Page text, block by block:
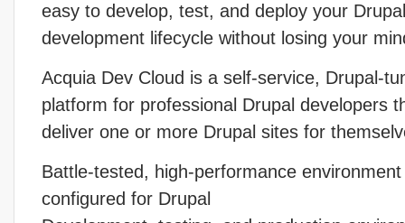
easy to develop, test, and deploy your
development lifecycle without losing your
Acquia Dev Cloud is a self-service, Drupal-
platform for professional Drupal developers
deliver one or more Drupal sites for
Battle-tested, high-performance
configured for Drupal